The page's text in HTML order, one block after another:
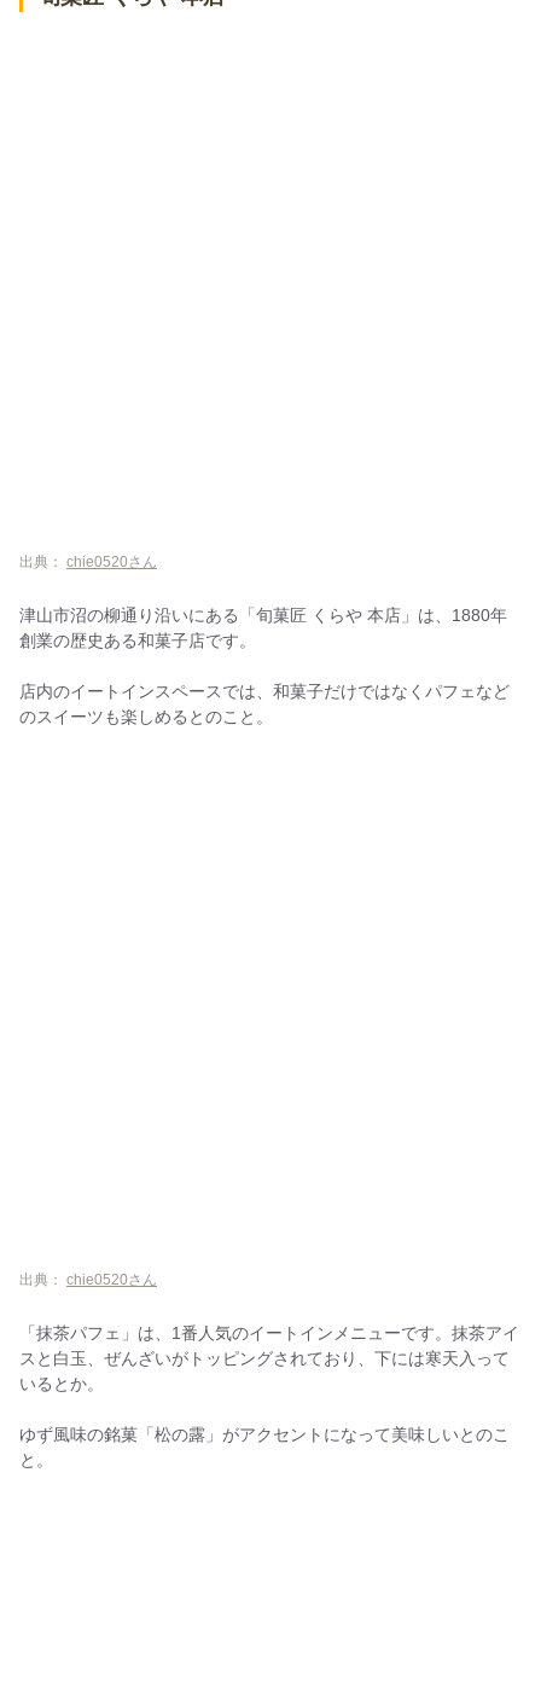
出典： chie0520さん
津山市沼の柳通り沿いにある「旬菓匠 くらや 本店」は、1880年
創業の歴史ある和菓子店です。
店内のイートインスペースでは、和菓子だけではなくパフェなど
のスイーツも楽しめるとのこと。
出典： chie0520さん
「抹茶パフェ」は、1番人気のイートインメニューです。抹茶アイ
スと白玉、ぜんざいがトッピングされており、下には寒天入って
いるとか。
ゆず風味の銘菓「松の露」がアクセントになって美味しいとのこ
と。